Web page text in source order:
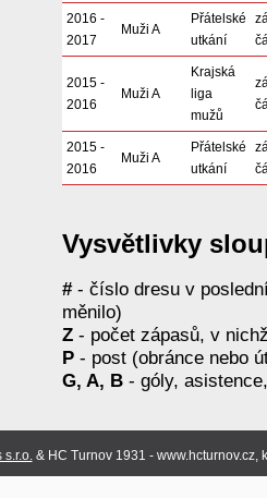
2016 -
2017
Muži A
Přátelské
utkání
2015 -
2016
Muži A
Krajská
liga
mužů
2015 -
2016
Muži A
Přátelské
utkání
Vysvětlivky
# - číslo dresu v
měnilo)
Z - počet zápasů, v
P - post (obránce nebo
G, A, B - góly,
s.r.o.& HC Turnov 1931 -